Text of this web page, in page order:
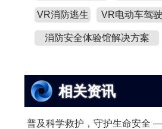
消防安全体验馆解决方案
VR消防逃生 VR电动车驾
相关资讯
普及科学救护，守护生命安全